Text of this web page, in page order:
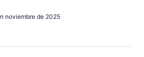
noviembre de 2025